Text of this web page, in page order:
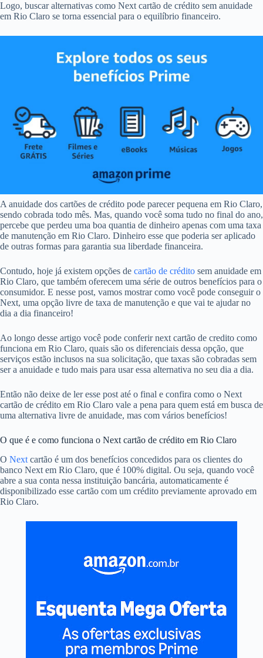
Logo, buscar alternativas como Next cartão de crédito sem anuidade
em Rio Claro se torna essencial para o equilíbrio financeiro.
A anuidade dos cartões de crédito pode parecer pequena em Rio Claro,
sendo cobrada todo mês. Mas, quando você soma tudo no final do ano,
percebe que perdeu uma boa quantia de dinheiro apenas com uma taxa
de manutenção em Rio Claro. Dinheiro esse que poderia ser aplicado
de outras formas para garantia sua liberdade financeira.
Contudo, hoje já existem opções de cartão de crédito sem anuidade em
Rio Claro, que também oferecem uma série de outros benefícios para o
consumidor. E nesse post, vamos mostrar como você pode conseguir o
Next, uma opção livre de taxa de manutenção e que vai te ajudar no
dia a dia financeiro!
Ao longo desse artigo você pode conferir next cartão de credito como
funciona em Rio Claro, quais são os diferenciais dessa opção, que
serviços estão inclusos na sua solicitação, que taxas são cobradas sem
ser a anuidade e tudo mais para usar essa alternativa no seu dia a dia.
Então não deixe de ler esse post até o final e confira como o Next
cartão de crédito em Rio Claro vale a pena para quem está em busca de
uma alternativa livre de anuidade, mas com vários benefícios!
O que é e como funciona o Next cartão de crédito em Rio Claro
O Next cartão é um dos benefícios concedidos para os clientes do
banco Next em Rio Claro, que é 100% digital. Ou seja, quando você
abre a sua conta nessa instituição bancária, automaticamente é
disponibilizado esse cartão com um crédito previamente aprovado em
Rio Claro.